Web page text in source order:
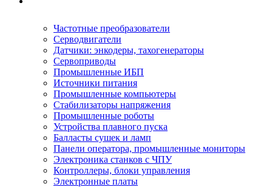
Частотные преобразователи
Серводвигатели
Датчики: энкодеры, тахогенераторы
Сервоприводы
Промышленные ИБП
Источники питания
Промышленные компьютеры
Стабилизаторы напряжения
Промышленные роботы
Устройства плавного пуска
Балласты сушек и ламп
Панели оператора, промышленные мониторы
Электроника станков с ЧПУ
Контроллеры, блоки управления
Электронные платы